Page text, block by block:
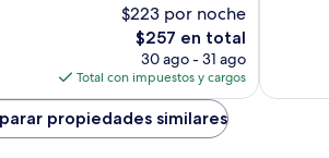
$223 por noche
El
precio
actual
es
de
$257
$257 en total
30 ago - 31 ago
Total con impuestos y cargos
propiedades similares